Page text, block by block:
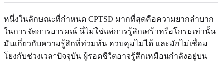
หนึ่งในลักษณะที่กำหนด CPTSD มากที่สุดคือความยากลำบาก
ในการจัดการอารมณ์ นี่ไม่ใช่แค่การรู้สึกเศร้าหรือโกรธเท่านั้น
มันเกี่ยวกับความรู้สึกที่ท่วมท้น ควบคุมไม่ได้ และมักไม่เชื่อม
โยงกับช่วงเวลาปัจจุบัน ผู้รอดชีวิตอาจรู้สึกเหมือนกำลังอยู่บน